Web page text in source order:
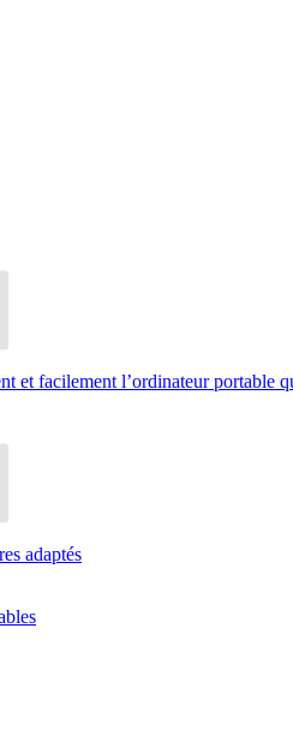
et facilement l’ordinateur portable
adaptés